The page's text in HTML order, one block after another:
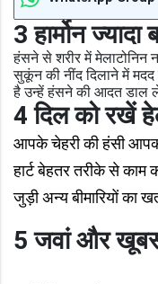
3 हार्मोन ज्यादा
हंसने से शरीर में मेलाटोनिन
सुकूंन की नींद दिलाने में मदद
है उन्हें हंसने की आदत डाल
4 दिल को रखें
आपके चेहरी की हंसी
हार्ट बेहतर तरीके से
जुड़ी अन्य बीमारियों का
5 जवां और